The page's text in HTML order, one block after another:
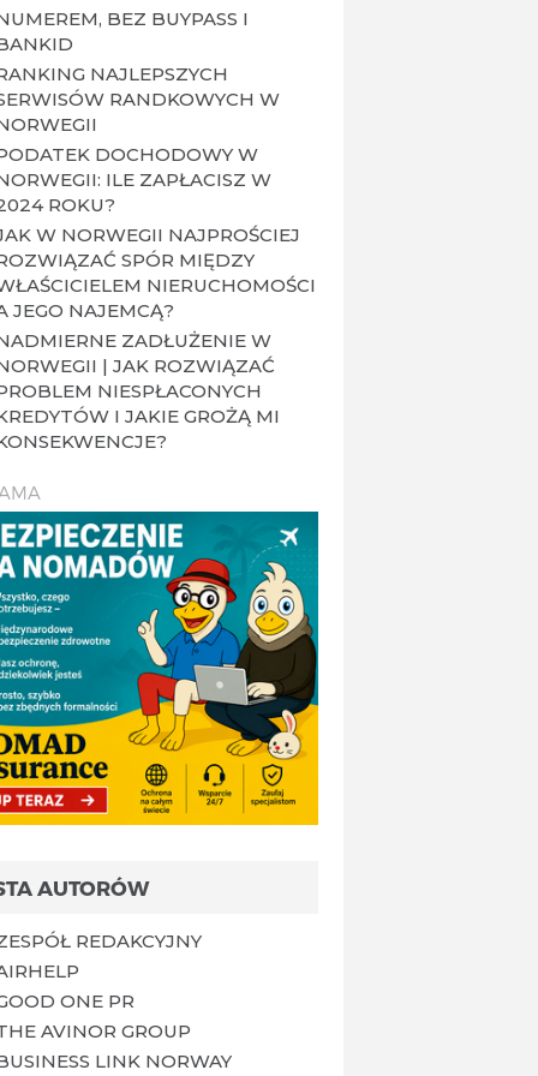
BEZ BUYPASS I
NAJLEPSZYCH
RANDKOWYCH W
DOCHODOWY W
ILE ZAPŁACISZ W
ROKU?
W NORWEGII NAJPROŚCIEJ
SPÓR MIĘDZY
NIERUCHOMOŚCI
JEGO NAJEMCĄ?
ZADŁUŻENIE W
| JAK ROZWIĄZAĆ
NIESPŁACONYCH
I JAKIE GROŻĄ MI
AUTORÓW
REDAKCYJNY
ONE PR
AVINOR GROUP
LINK NORWAY